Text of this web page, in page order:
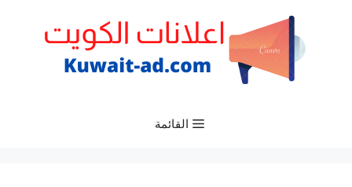
القائمة